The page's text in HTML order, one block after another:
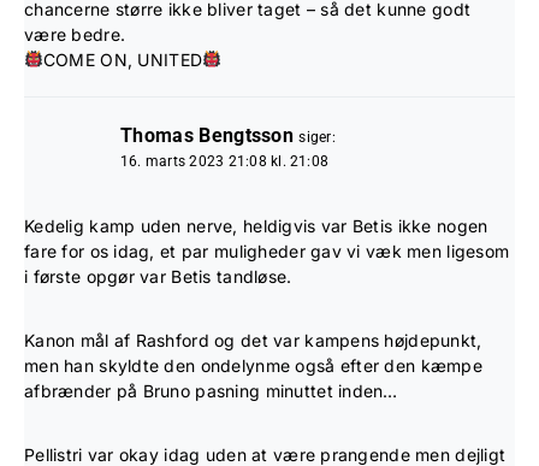
chancerne større ikke bliver taget – så det kunne godt
være bedre.
COME ON, UNITED
Thomas Bengtsson siger:
16. marts 2023 21:08 kl. 21:08
Kedelig kamp uden nerve, heldigvis var Betis ikke nogen
fare for os idag, et par muligheder gav vi væk men ligesom
i første opgør var Betis tandløse.
Kanon mål af Rashford og det var kampens højdepunkt,
men han skyldte den ondelynme også efter den kæmpe
afbrænder på Bruno pasning minuttet inden…
Pellistri var okay idag uden at være prangende men dejligt